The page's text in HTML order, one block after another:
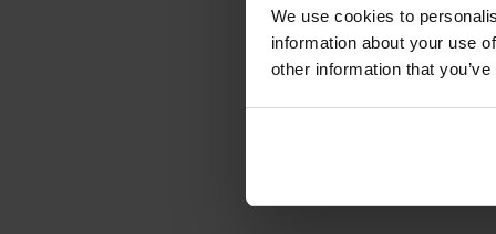
We use cookies to
information about your use
other information that